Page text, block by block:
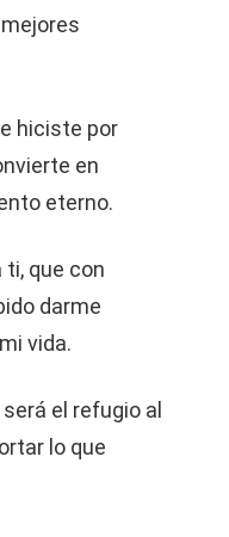
hiciste por
en
eterno.
ti, que con
darme
vida.
el refugio al
lo que